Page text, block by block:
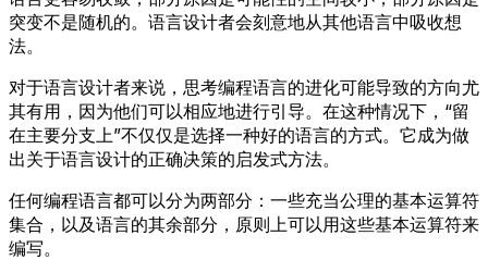
突变不是随机的。语言设计者会刻意地从其他语言中吸收想
法。
对于语言设计者来说，思考编程语言的进化可能导致的方向尤
其有用，因为他们可以相应地进行引导。在这种情况下，“留
在主要分支上”不仅仅是选择一种好的语言的方式。它成为做
出关于语言设计的正确决策的启发式方法。
任何编程语言都可以分为两部分：一些充当公理的基本运算符
集合，以及语言的其余部分，原则上可以用这些基本运算符来
编写。